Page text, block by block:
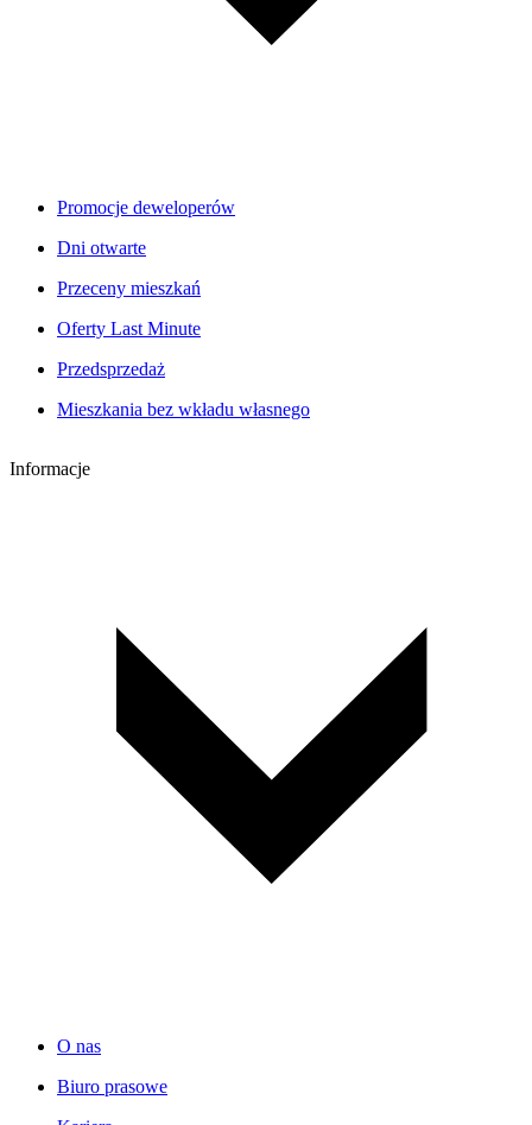
Promocje deweloperów
Dni otwarte
Przeceny mieszkań
Oferty Last Minute
Przedsprzedaż
Mieszkania bez wkładu własnego
Informacje
O nas
Biuro prasowe